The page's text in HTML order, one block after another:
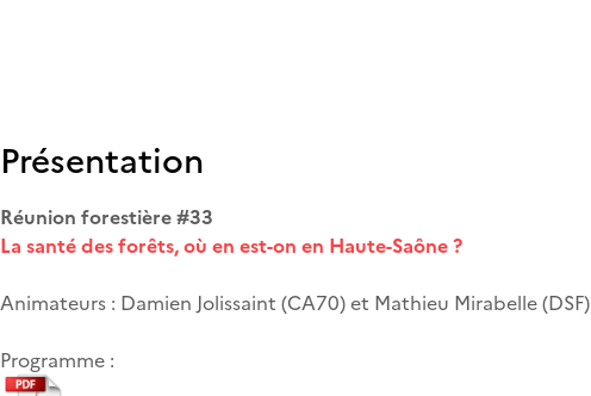
Présentation
Réunion forestière #33
La santé des forêts, où en est-on en Haute-Saône ?
Animateurs : Damien Jolissaint (CA70) et Mathieu Mirabelle (DSF)
Programme :